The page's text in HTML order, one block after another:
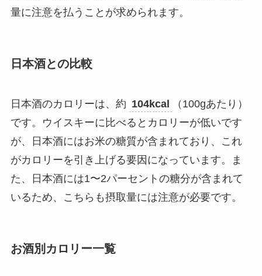
量に注意を払うことが求められます。
日本酒との比較
日本酒のカロリーは、約 104kcal
（100gあたり）
です。ウイスキーに比べるとカロリーが低いです
が、日本酒にはお米の糖質が含まれており、これ
がカロリーを引き上げる要因になっています。ま
た、日本酒には1〜2パーセントの糖分が含まれて
いるため、こちらも摂取量には注意が必要です。
お酒別カロリー一覧